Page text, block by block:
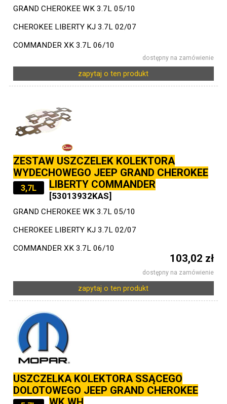
GRAND CHEROKEE WK 3.7L 05/10
CHEROKEE LIBERTY KJ 3.7L 02/07
COMMANDER XK 3.7L 06/10
dostępny na zamówienie
zapytaj o ten produkt
ZESTAW USZCZELEK KOLEKTORA
WYDECHOWEGO JEEP GRAND CHEROKEE
LIBERTY COMMANDER
3,7L
[53013932KAS]
GRAND CHEROKEE WK 3.7L 05/10
CHEROKEE LIBERTY KJ 3.7L 02/07
COMMANDER XK 3.7L 06/10
103,02 zł
dostępny na zamówienie
zapytaj o ten produkt
USZCZELKA KOLEKTORA SSĄCEGO
DOLOTOWEGO JEEP GRAND CHEROKEE